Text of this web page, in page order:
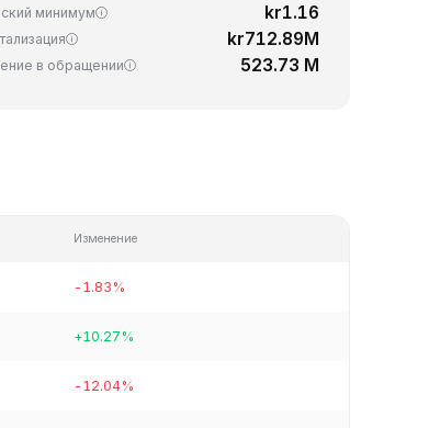
минимум kr1.16
kr712.89M
в обращении 523.73 M
Изменение
-1.83%
+10.27%
-12.04%